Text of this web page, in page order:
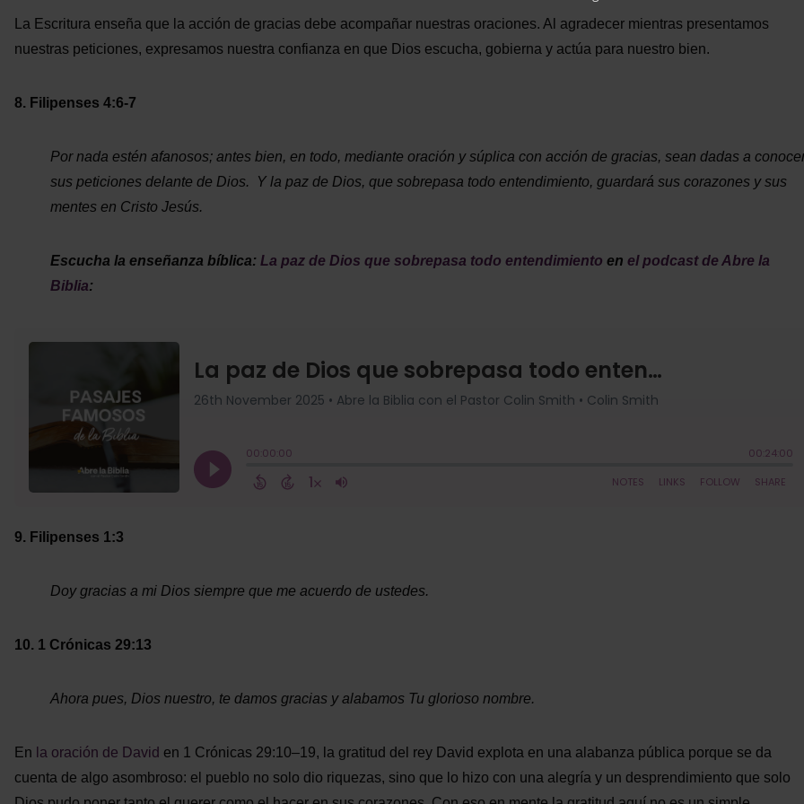
La Escritura enseña que la acción de gracias debe acompañar nuestras oraciones. Al agradecer mientras presentamos
nuestras peticiones, expresamos nuestra confianza en que Dios escucha, gobierna y actúa para nuestro bien.
8. Filipenses 4:6-7
Por nada estén afanosos; antes bien, en todo, mediante oración y súplica con acción de gracias, sean dadas a
sus peticiones delante de Dios. Y la paz de Dios, que sobrepasa todo entendimiento, guardará sus corazones y sus
mentes en Cristo Jesús.
Escucha la enseñanza bíblica: La paz de Dios que sobrepasa todo entendimiento en el podcast de Abre la
Biblia:
9. Filipenses 1:3
Doy gracias a mi Dios siempre que me acuerdo de ustedes.
10. 1 Crónicas 29:13
Ahora pues, Dios nuestro, te damos gracias y alabamos Tu glorioso nombre.
En la oración de David en 1 Crónicas 29:10–19, la gratitud del rey David explota en una alabanza pública porque se da
cuenta de algo asombroso: el pueblo no solo dio riquezas, sino que lo hizo con una alegría y un desprendimiento que solo